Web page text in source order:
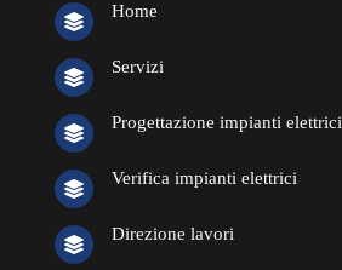

Home

Servizi

Progettazione impianti elettrici

Verifica impianti elettrici

Direzione lavori